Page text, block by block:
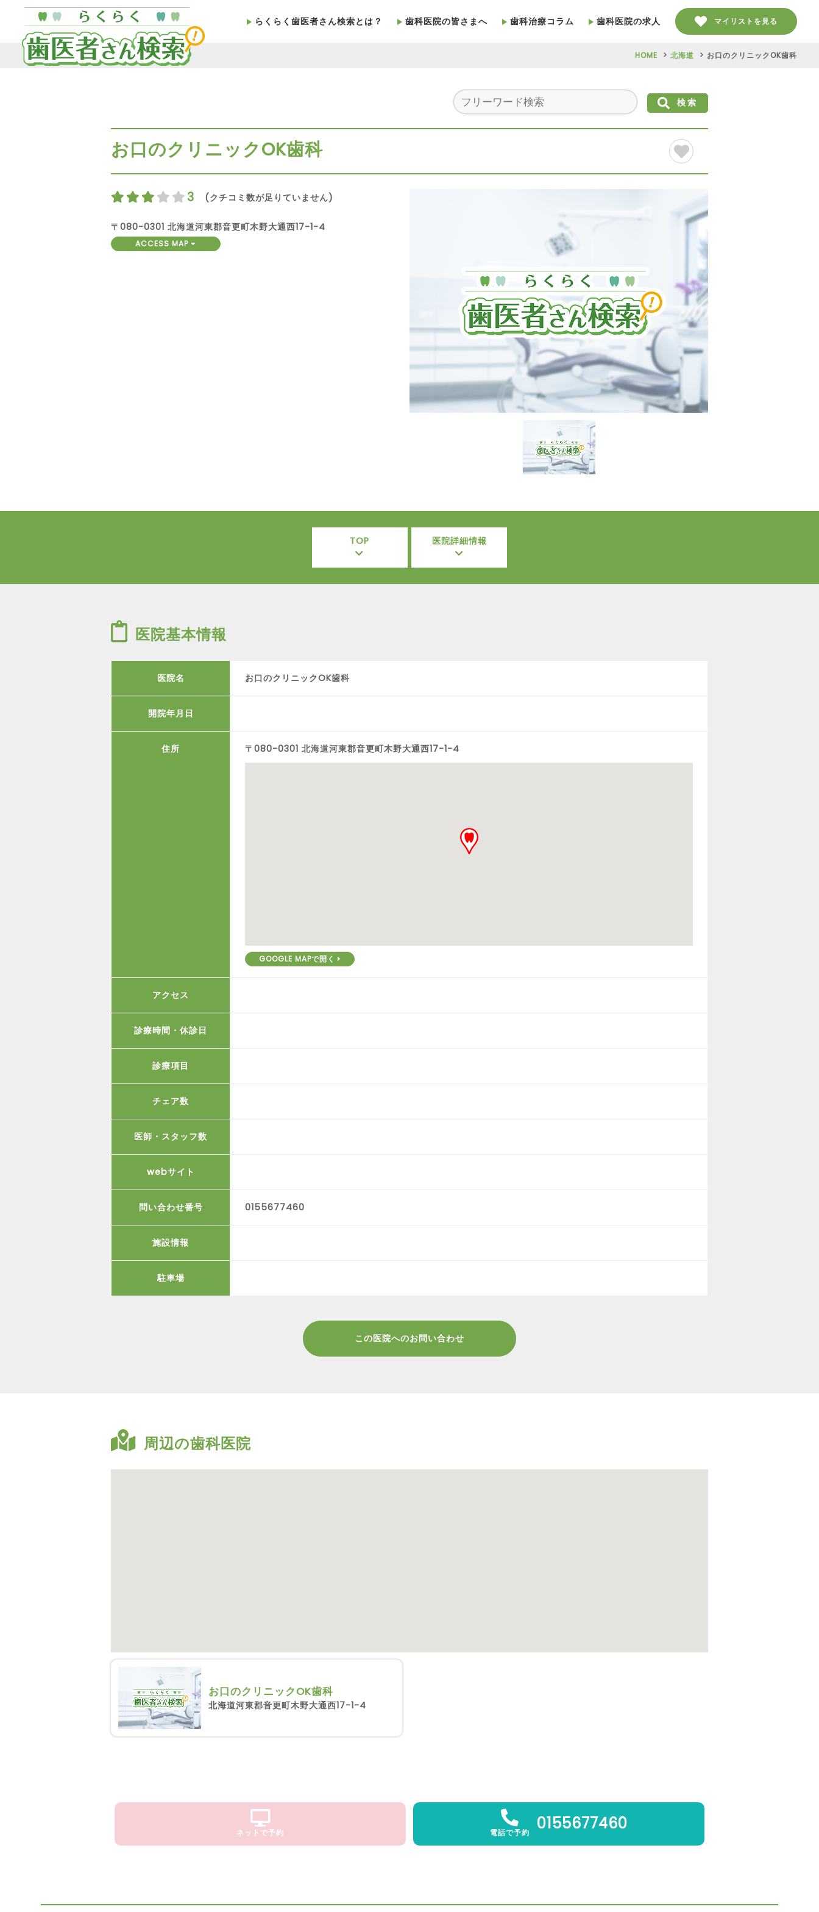
らくらく歯医者さん検索とは？ 歯科医院の皆さまへ 歯科治療コラム 歯科医院の求人 マイリストを見る
HOME 北海道 お口のクリニックOK歯科
検索
お口のクリニックOK歯科
3 (クチコミ数が足りていません)
〒080-0301 北海道河東郡音更町木野大通西17-1-4
ACCESS MAP
TOP 医院詳細情報
医院基本情報
医院名 お口のクリニックOK歯科
開院年月日
住所 〒080-0301 北海道河東郡音更町木野大通西17-1-4
GOOGLE MAPで開く
アクセス
診療時間・休診日
診療項目
チェア数
医師・スタッフ数
webサイト
問い合わせ番号 0155677460
施設情報
駐車場
この医院へのお問い合わせ
周辺の歯科医院
お口のクリニックOK歯科
北海道河東郡音更町木野大通西17-1-4
ネットで予約 電話で予約 0155677460